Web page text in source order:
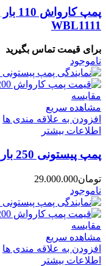
WBL1111
برای قیمت تماس بگیرید
ناموجود
مقایسه
مشاهده سریع
افزودن به علاقه مندی ها
اطلاعات بیشتر
پمپ پیستونی 250 بار اینتر پمپ WS251 (10HP)
تومان29.000.000
ناموجود
مقایسه
مشاهده سریع
افزودن به علاقه مندی ها
اطلاعات بیشتر